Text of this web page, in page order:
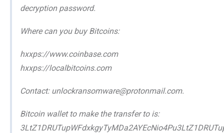
decryption password.
Where can you buy Bitcoins:
hxxps://www.coinbase.com
hxxps://localbitcoins.com
Contact: unlockransomware@protonmail.com.
Bitcoin wallet to make the transfer to is: